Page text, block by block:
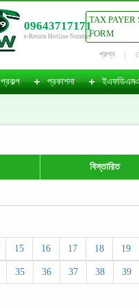
09643717171
e-Return Hotline Number
TAX PAYER
FORM
প্রশ্ন
প্রকল্প প্রকাশনা
বিস্তারিত
15 16 17 18 19
35 36 37 38 39